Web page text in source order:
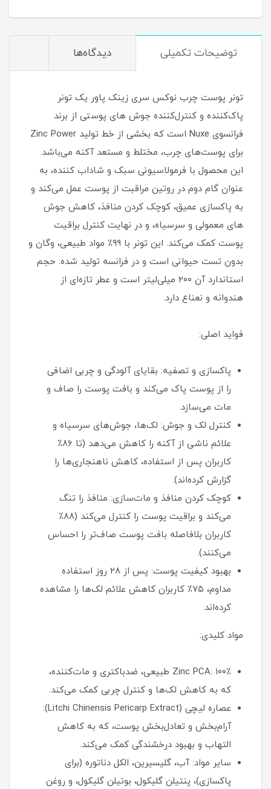
توضیحات تکمیلی دیدگاه‌ها
تونر پوست چرب نوکس سری زینک پاور یک تونر
پاک‌کننده و کنترل‌کننده جوش های پوستی از برند
فرانسوی Nuxe است که بخشی از خط تولید Zinc Power
برای پوست‌های چرب، مختلط و مستعد آکنه می‌باشد.
این محصول با فرمولاسیونی سبک و شاداب کننده، به
عنوان گام دوم در روتین مراقبت از پوست عمل می‌کند و
به پاکسازی عمیق، کوچک کردن منافذ، کاهش جوش
های معمولی و سرسیاه، و در نهایت کنترل براقیت
پوست کمک می‌کند. این تونر با ۹۹٪ مواد طبیعی، وگان و
بدون تست حیوانی است و در فرانسه تولید شده. حجم
استاندارد آن ۲۰۰ میلی‌لیتر است و عطر تازه‌ای از
هندوانه و نعناع دارد.
فواید اصلی:
پاکسازی و تصفیه: بقایای آلودگی و چربی اضافی
را از پوست پاک می‌کند و بافت پوست را صاف و
مات می‌سازد.
کنترل لک و جوش: لک‌ها، جوش‌های سرسیاه و
علائم ناشی از آکنه را کاهش می‌دهد (تا ۸۶٪
کاربران پس از استفاده، کاهش ناهنجاری‌ها را
گزارش کرده‌اند).
کوچک کردن منافذ و مات‌سازی: منافذ را تنگ
می‌کند و براقیت پوست را کنترل می‌کند (۸۸٪
کاربران بلافاصله بافت پوست صاف‌تر را احساس
می‌کنند).
بهبود کیفیت پوست: پس از ۲۸ روز استفاده
مداوم، ۷۵٪ کاربران کاهش علائم لک‌ها را مشاهده
کرده‌اند.
مواد کلیدی:
Zinc PCA: ۱۰۰٪ طبیعی، ضدباکتری و مات‌کننده،
که به کاهش لک‌ها و کنترل چربی کمک می‌کند.
عصاره لیچی (Litchi Chinensis Pericarp Extract):
آرام‌بخش و تعادل‌بخش پوست، که به کاهش
التهاب و بهبود درخشندگی کمک می‌کند.
سایر مواد: آب، گلیسیرین، الکل دناتوره (برای
پاکسازی)، پنتیلن گلیکول، بوتیلن گلیکول، و روغن